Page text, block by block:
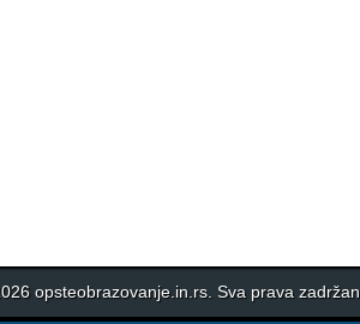
opsteobrazovanje.in.rs. Sva prava